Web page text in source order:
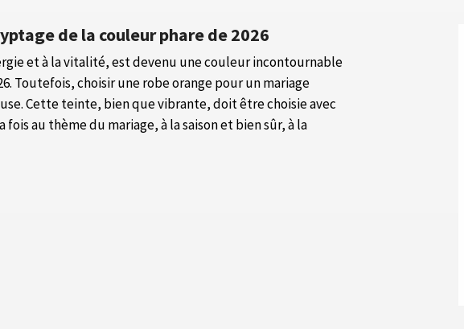
de la couleur phare de 2026
et à la vitalité, est devenu une couleur incontournable
Toutefois, choisir une robe orange pour un mariage
Cette teinte, bien que vibrante, doit être choisie avec
au thème du mariage, à la saison et bien sûr, à la